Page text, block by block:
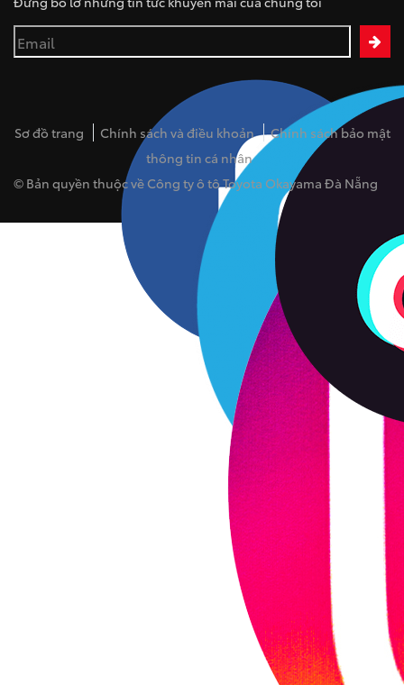
Sơ đồ trang Chính sách và điều khoản
Chính sách bảo mật
thông tin cá nhân
© Bản quyền thuộc về Công ty ô tô Toyota Okayama Đà Nẵng